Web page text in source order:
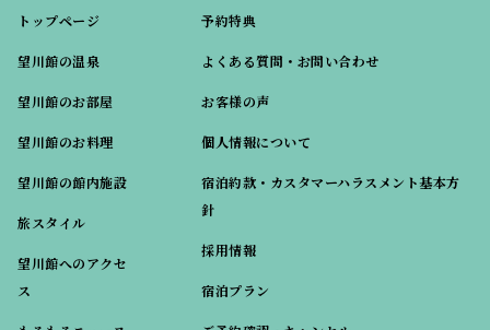
トップページ
望川館の温泉
望川館のお部屋
望川館のお料理
望川館の館内施設
旅スタイル
望川館へのアクセ
ス
予約特典
よくある質問・お問い合わせ
お客様の声
個人情報について
宿泊約款・カスタマーハラスメント基本方
針
採用情報
宿泊プラン